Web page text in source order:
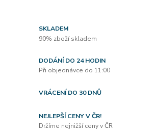
SKLADEM
90% zboží skladem
DODÁNÍ DO 24 HODIN
Při objednávce do 11:00
VRÁCENÍ DO 30 DNŮ
NEJLEPŠÍ CENY V ČR!
Držíme nejnižší ceny v ČR